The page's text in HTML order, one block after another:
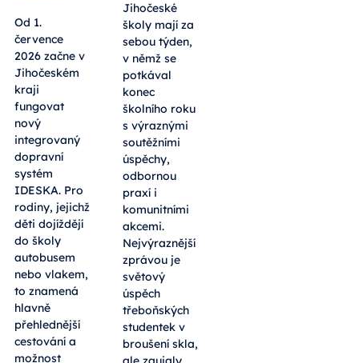
Od 1.
července
2026 začne v
Jihočeském
kraji
fungovat
nový
integrovaný
dopravní
systém
IDESKA. Pro
rodiny, jejichž
děti dojíždějí
do školy
autobusem
nebo vlakem,
to znamená
hlavně
přehlednější
cestování a
možnost
Jihočeské
školy mají za
sebou týden,
v němž se
potkával
konec
školního roku
s výraznými
soutěžními
úspěchy,
odbornou
praxí i
komunitními
akcemi.
Nejvýraznější
zprávou je
světový
úspěch
třeboňských
studentek v
broušení skla,